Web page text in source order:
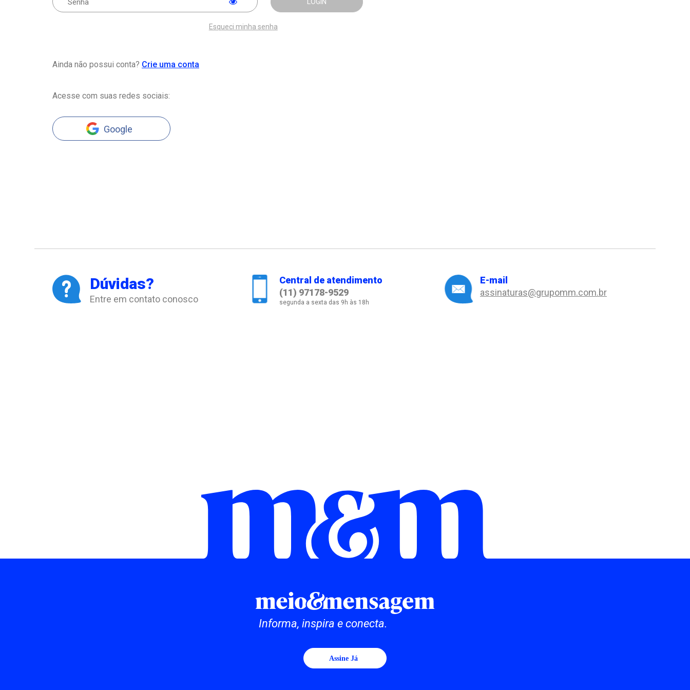
Esqueci minha senha
Ainda não possui conta? Crie uma conta
Acesse com suas redes sociais:
Google
Dúvidas?
Entre em contato conosco
Central de atendimento
(11) 97178-9529
segunda a sexta das 9h às 18h
E-mail
assinaturas@grupomm.com.br
Informa, inspira e conecta.
Assine Já